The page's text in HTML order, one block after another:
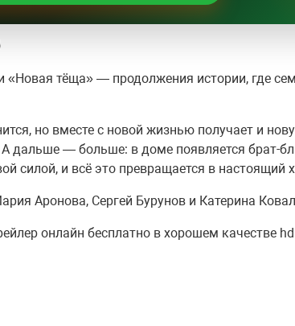
тёща» — продолжения истории, где
но вместе с новой жизнью получает и
дальше — больше: в доме появляется брат-
силой, и всё это превращается в настоящий
Аронова, Сергей Бурунов и Катерина
онлайн бесплатно в хорошем качестве